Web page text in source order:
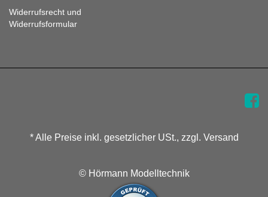
Widerrufsrecht und
Widerrufsformular
* Alle Preise inkl. gesetzlicher USt., zzgl. Versand
© Hörmann Modelltechnik